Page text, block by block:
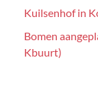
Kuilsenhof in
Bomen
Kbuurt)